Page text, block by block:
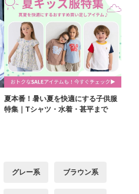
夏本番！暑い夏を快適にする子供服
特集｜Tシャツ・水着・甚平まで
グレー系 ブラウン系